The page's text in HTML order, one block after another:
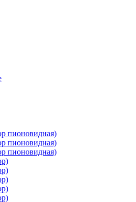
пионовидная)
пионовидная)
пионовидная)